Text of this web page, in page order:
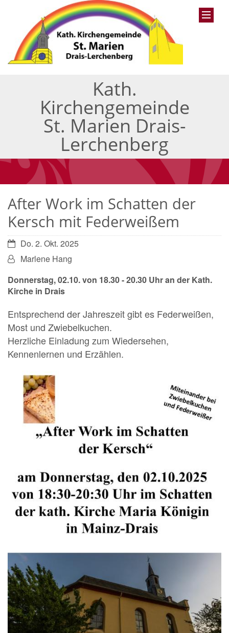
Kath.
Kirchengemeinde
St. Marien Drais-
Lerchenberg
After Work im Schatten der
Kersch mit Federweißem
Datum:Do. 2. Okt. 2025
Von:Marlene Hang
Donnerstag, 02.10. von 18.30 - 20.30 Uhr an der Kath.
Kirche in Drais
Entsprechend der Jahreszeit gibt es Federweißen,
Most und Zwiebelkuchen.
Herzliche Einladung zum Wiedersehen,
Kennenlernen und Erzählen.